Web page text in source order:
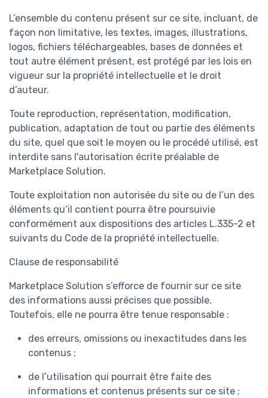
L’ensemble du contenu présent sur ce site, incluant, de
façon non limitative, les textes, images, illustrations,
logos, fichiers téléchargeables, bases de données et
tout autre élément présent, est protégé par les lois en
vigueur sur la propriété intellectuelle et le droit
d’auteur.
Toute reproduction, représentation, modification,
publication, adaptation de tout ou partie des éléments
du site, quel que soit le moyen ou le procédé utilisé, est
interdite sans l'autorisation écrite préalable de
Marketplace Solution.
Toute exploitation non autorisée du site ou de l’un des
éléments qu’il contient pourra être poursuivie
conformément aux dispositions des articles L.335-2 et
suivants du Code de la propriété intellectuelle.
Clause de responsabilité
Marketplace Solution s’efforce de fournir sur ce site
des informations aussi précises que possible.
Toutefois, elle ne pourra être tenue responsable :
des erreurs, omissions ou inexactitudes dans les
contenus ;
de l’utilisation qui pourrait être faite des
informations et contenus présents sur ce site ;